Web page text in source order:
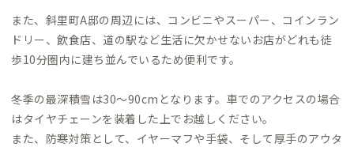
また、斜里町A邸の周辺には、コンビニやスーパー、コインラン
ドリー、飲食店、道の駅など生活に欠かせないお店がどれも徒
歩10分圏内に建ち並んでいるため便利です。
冬季の最深積雪は30〜90cmとなります。車でのアクセスの場合
はタイヤチェーンを装着した上でお越しください。
また、防寒対策として、イヤーマフや手袋、そして厚手のアウタ